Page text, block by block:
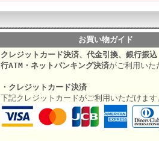
お買い物ガイド
クレジットカード決済、代金引換、銀行振
行ATM・ネットバンキング決済がご利用いた
・クレジットカード決済
下記クレジットカードがご利用いただけま